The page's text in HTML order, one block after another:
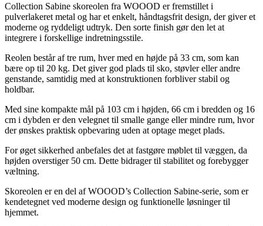
Collection Sabine skoreolen fra WOOOD er fremstillet i
pulverlakeret metal og har et enkelt, håndtagsfrit design, der giver et
moderne og ryddeligt udtryk. Den sorte finish gør den let at
integrere i forskellige indretningsstile.
Reolen består af tre rum, hver med en højde på 33 cm, som kan
bære op til 20 kg. Det giver god plads til sko, støvler eller andre
genstande, samtidig med at konstruktionen forbliver stabil og
holdbar.
Med sine kompakte mål på 103 cm i højden, 66 cm i bredden og 16
cm i dybden er den velegnet til smalle gange eller mindre rum, hvor
der ønskes praktisk opbevaring uden at optage meget plads.
For øget sikkerhed anbefales det at fastgøre møblet til væggen, da
højden overstiger 50 cm. Dette bidrager til stabilitet og forebygger
væltning.
Skoreolen er en del af WOOOD’s Collection Sabine-serie, som er
kendetegnet ved moderne design og funktionelle løsninger til
hjemmet.